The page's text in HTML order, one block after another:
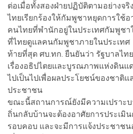
ต่อเมื่อทั้งสองฝ่ายปฏิบัติตามอย่างจริ
ไทยเรียกร้องให้กัมพูชาหยุดการใช้
คนไทยที่พำนักอยู่ในประเทศกัมพูชา
ที่ไทยดูแลคนกัมพูชาภายในประเทศ
ท้ายที่สุด ศบ.ทก. ยืนยันว่า รัฐบาลไ
เรื่องอธิปไตยและบูรณภาพแห่งดินแ
ไปเป็นไปเพื่อผลประโยชน์ของชาติ
ประชาชน
ขณะนี้สถานการณ์ยังมีความเปราะบ
ถิ่นกลับบ้านจะต้องอาศัยการประเมิ
รอบคอบ และจะมีการแจ้งประชาชน